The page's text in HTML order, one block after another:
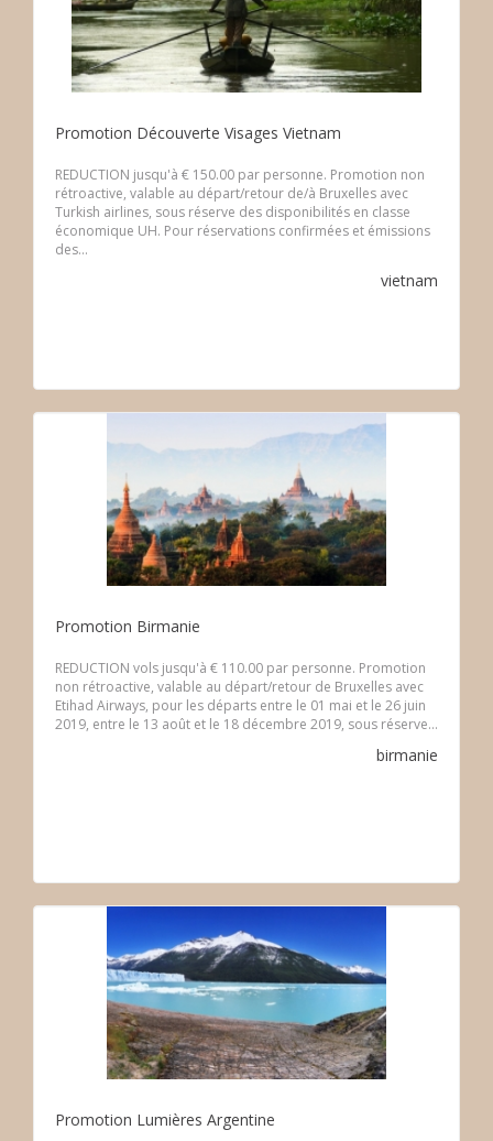
Promotion Découverte Visages Vietnam
REDUCTION jusqu'à € 150.00 par personne. Promotion non
rétroactive, valable au départ/retour de/à Bruxelles avec
Turkish airlines, sous réserve des disponibilités en classe
économique UH. Pour réservations confirmées et émissions
des...
vietnam
Promotion Birmanie
REDUCTION vols jusqu'à € 110.00 par personne. Promotion
non rétroactive, valable au départ/retour de Bruxelles avec
Etihad Airways, pour les départs entre le 01 mai et le 26 juin
2019, entre le 13 août et le 18 décembre 2019, sous réserve...
birmanie
Promotion Lumières Argentine